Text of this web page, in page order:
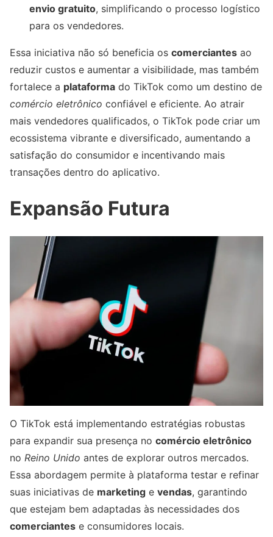
envio gratuito, simplificando o processo logístico
para os vendedores.
Essa iniciativa não só beneficia os comerciantes ao
reduzir custos e aumentar a visibilidade, mas também
fortalece a plataforma do TikTok como um destino de
comércio eletrônico confiável e eficiente. Ao atrair
mais vendedores qualificados, o TikTok pode criar um
ecossistema vibrante e diversificado, aumentando a
satisfação do consumidor e incentivando mais
transações dentro do aplicativo.
Expansão Futura
O TikTok está implementando estratégias robustas
para expandir sua presença no comércio eletrônico
no Reino Unido antes de explorar outros mercados.
Essa abordagem permite à plataforma testar e refinar
suas iniciativas de marketing e vendas, garantindo
que estejam bem adaptadas às necessidades dos
comerciantes e consumidores locais.